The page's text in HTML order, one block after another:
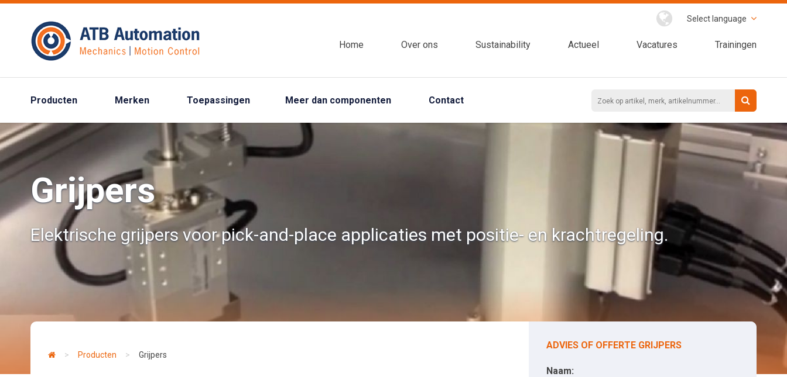
Select language
Home Over ons Sustainability Actueel Vacatures Trainingen
Producten Merken Toepassingen Meer dan componenten Contact
Grijpers
Elektrische grijpers voor pick-and-place applicaties met positie- en krachtregeling.
> Producten > Grijpers
ADVIES OF OFFERTE GRIJPERS
Naam: